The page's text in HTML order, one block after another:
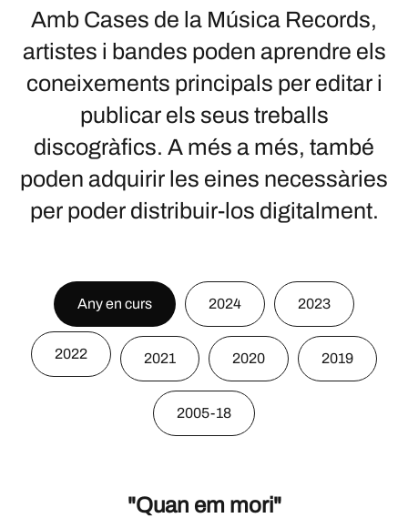
Amb Cases de la Música Records,
artistes i bandes poden aprendre els
coneixements principals per editar i
publicar els seus treballs
discogràfics. A més a més, també
poden adquirir les eines necessàries
per poder distribuir-los digitalment.
Any en curs 2024 2023
2022 2021 2020 2019
2005-18
"Quan em mori"